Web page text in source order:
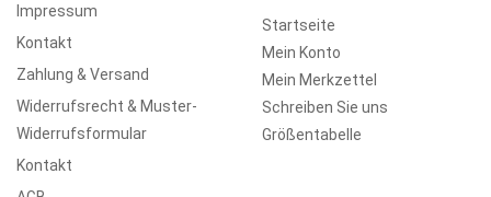
Impressum
Kontakt
Zahlung & Versand
Widerrufsrecht & Muster-
Widerrufsformular
Kontakt
Startseite
Mein Konto
Mein Merkzettel
Schreiben Sie uns
Größentabelle